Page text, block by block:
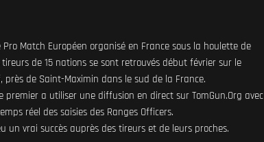
Pro Match Européen organisé en France sous la houlette de
tireurs de 15 nations se sont retrouvés début février sur le
près de Saint-Maximin dans le sud de la France.
premier a utiliser une diffusion en direct sur TomGun.Org avec
réel des saisies des Ranges Officers.
un vrai succès auprès des tireurs et de leurs proches.